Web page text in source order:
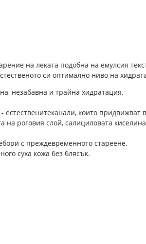
на леката подобна на емулсия
си оптимално ниво на
незабавна и трайна хидратация.
които придвижват
роговия слой, салициловата
с преждевременното стареене.
суха кожа без блясък.